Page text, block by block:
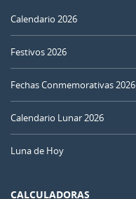
Calendario 2026
Festivos 2026
Fechas Conmemorativas 2026
Calendario Lunar 2026
Luna de Hoy
CALCULADORAS